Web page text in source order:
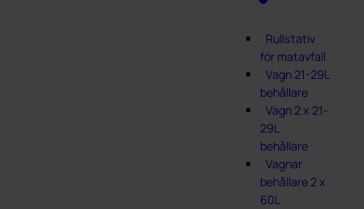
Rullstativ
för matavfall
Vagn 21-29L
behållare
Vagn 2 x 21-
29L
behållare
Vagnar
behållare 2 x
60L